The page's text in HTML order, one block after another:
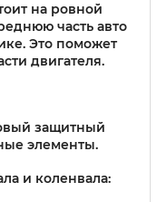
на ровной
часть авто
Это поможет
двигателя.
защитный
элементы.
и коленвала: